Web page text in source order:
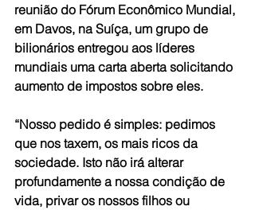
reunião do Fórum Econômico Mundial,
em Davos, na Suíça, um grupo de
bilionários entregou aos líderes
mundiais uma carta aberta solicitando
aumento de impostos sobre eles.
“Nosso pedido é simples: pedimos
que nos taxem, os mais ricos da
sociedade. Isto não irá alterar
profundamente a nossa condição de
vida, privar os nossos filhos ou